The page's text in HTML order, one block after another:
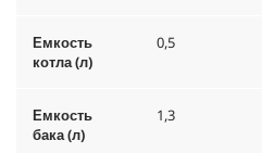
Емкость
котла (л)
0,5
Емкость
бака (л)
1,3